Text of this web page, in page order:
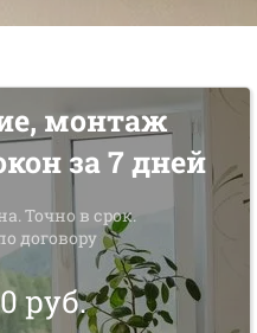
монтаж
за 7 дней
Точно в срок.
договору
руб.